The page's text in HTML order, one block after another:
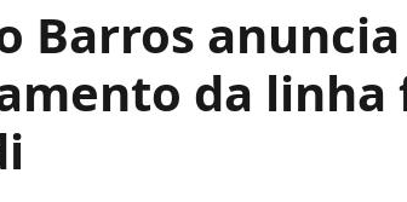
Barros
da linha